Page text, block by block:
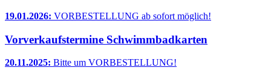
19.01.2026: VORBESTELLUNG ab sofort möglich!
Vorverkaufstermine Schwimmbadkarten
20.11.2025: Bitte um VORBESTELLUNG!